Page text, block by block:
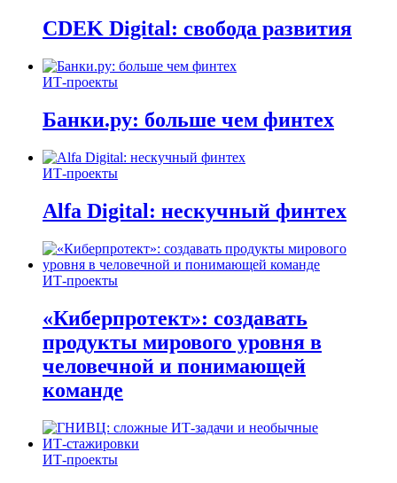
CDEK Digital: свобода развития
ИТ-проекты
Банки.ру: больше чем финтех
ИТ-проекты
Alfa Digital: нескучный финтех
ИТ-проекты
«Киберпротект»: создавать
продукты мирового уровня в
человечной и понимающей
команде
ИТ-проекты